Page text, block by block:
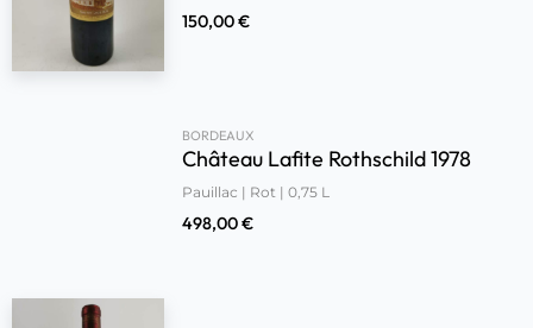
150,00€
BORDEAUX
Château Lafite Rothschild 1978
Pauillac | Rot | 0,75 L
498,00€